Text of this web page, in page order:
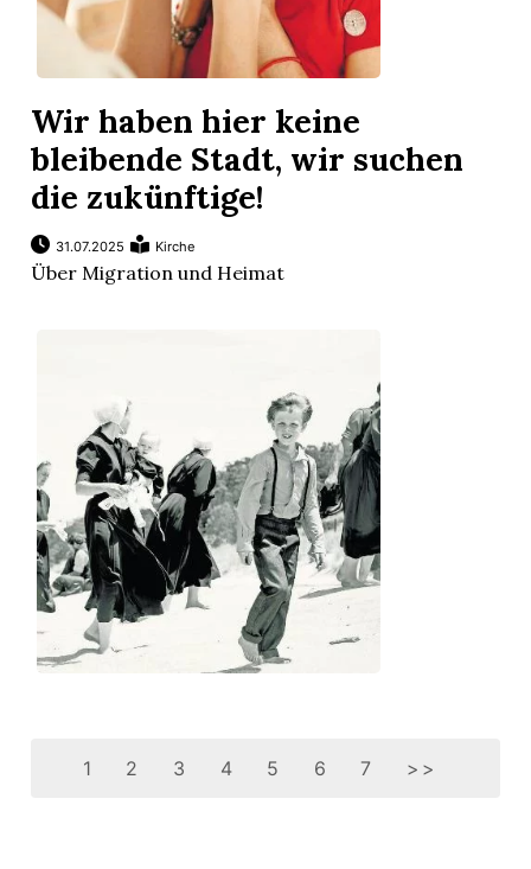
Wir haben hier keine
bleibende Stadt, wir suchen
die zukünftige!
31.07.2025 Kirche
Über Migration und Heimat
1 2 3 4 5 6 7 >>